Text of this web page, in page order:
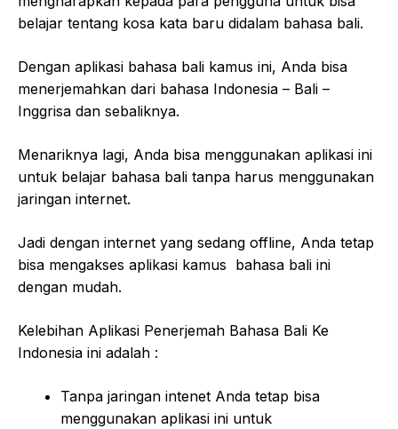
belajar tentang kosa kata baru didalam bahasa bali.
Dengan aplikasi bahasa bali kamus ini, Anda bisa
menerjemahkan dari bahasa Indonesia – Bali –
Inggrisa dan sebaliknya.
Menariknya lagi, Anda bisa menggunakan aplikasi ini
untuk belajar bahasa bali tanpa harus menggunakan
jaringan internet.
Jadi dengan internet yang sedang offline, Anda tetap
bisa mengakses aplikasi kamus bahasa bali ini
dengan mudah.
Kelebihan Aplikasi Penerjemah Bahasa Bali Ke
Indonesia ini adalah :
Tanpa jaringan intenet Anda tetap bisa
menggunakan aplikasi ini untuk